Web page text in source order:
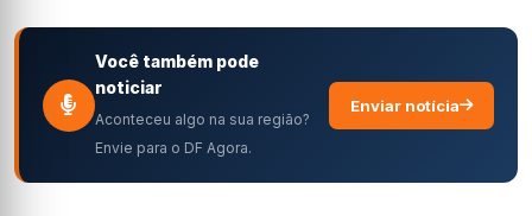
Você também pode
noticiar
Aconteceu algo na sua região?
Envie para o DF Agora.
Enviar notícia